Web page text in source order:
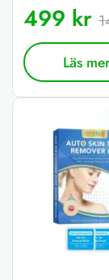
499 kr
Läs